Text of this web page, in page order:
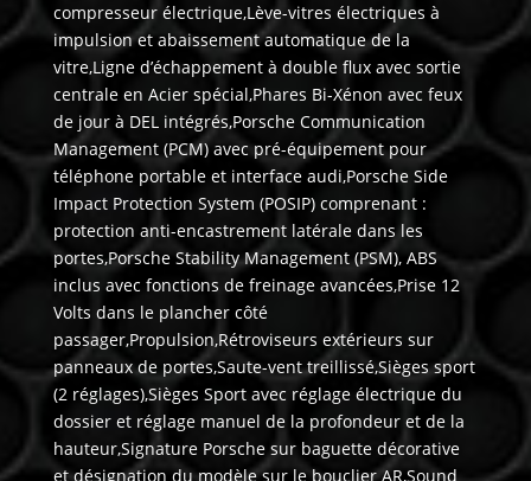
compresseur électrique,Lève-vitres électriques à
impulsion et abaissement automatique de la
vitre,Ligne d’échappement à double flux avec sortie
centrale en Acier spécial,Phares Bi-Xénon avec feux
de jour à DEL intégrés,Porsche Communication
Management (PCM) avec pré-équipement pour
téléphone portable et interface audi,Porsche Side
Impact Protection System (POSIP) comprenant :
protection anti-encastrement latérale dans les
portes,Porsche Stability Management (PSM), ABS
inclus avec fonctions de freinage avancées,Prise 12
Volts dans le plancher côté
passager,Propulsion,Rétroviseurs extérieurs sur
panneaux de portes,Saute-vent treillissé,Sièges sport
(2 réglages),Sièges Sport avec réglage électrique du
dossier et réglage manuel de la profondeur et de la
hauteur,Signature Porsche sur baguette décorative
et désignation du modèle sur le bouclier AR,Sound